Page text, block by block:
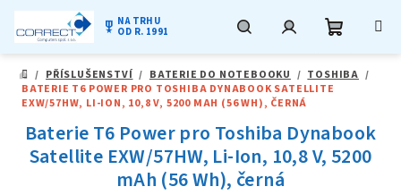
obsah
military_tech NA TRHU
OD R. 1991
DOMŮ
/ PŘÍSLUŠENSTVÍ / BATERIE DO NOTEBOOKU / TOSHIBA /
BATERIE T6 POWER PRO TOSHIBA DYNABOOK SATELLITE
EXW/57HW, LI-ION, 10,8 V, 5200 MAH (56 WH), ČERNÁ
Baterie T6 Power pro Toshiba Dynabook
Satellite EXW/57HW, Li-Ion, 10,8 V, 5200
mAh (56 Wh), černá